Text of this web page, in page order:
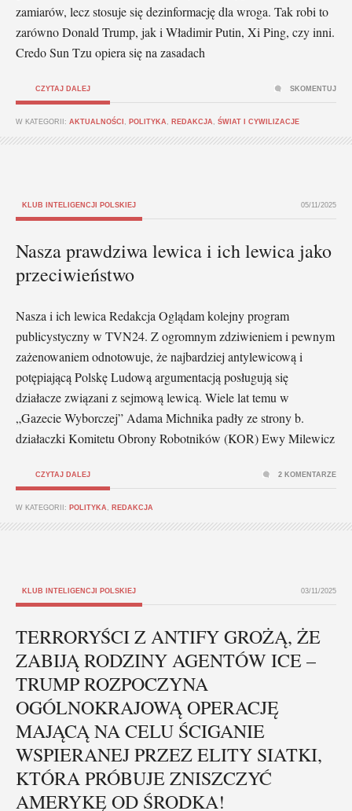
zamiarów, lecz stosuje się dezinformację dla wroga. Tak robi to
zarówno Donald Trump, jak i Władimir Putin, Xi Ping, czy inni.
Credo Sun Tzu opiera się na zasadach
CZYTAJ DALEJ
W KATEGORII: AKTUALNOŚCI POLITYKA REDAKCJA ŚWIAT I CYWILIZACJE
SKOMENTUJ
KLUB INTELIGENCJI POLSKIEJ 05/11/2025
Nasza prawdziwa lewica i ich lewica jako
przeciwieństwo
Nasza i ich lewica Redakcja Oglądam kolejny program
publicystyczny w TVN24. Z ogromnym zdziwieniem i pewnym
zażenowaniem odnotowuje, że najbardziej antylewicową i
potępiającą Polskę Ludową argumentacją posługują się
działacze związani z sejmową lewicą. Wiele lat temu w
„Gazecie Wyborczej” Adama Michnika padły ze strony b.
działaczki Komitetu Obrony Robotników (KOR) Ewy Milewicz
CZYTAJ DALEJ
W KATEGORII: POLITYKA REDAKCJA
2 KOMENTARZE
KLUB INTELIGENCJI POLSKIEJ 03/11/2025
TERRORYŚCI Z ANTIFY GROŻĄ, ŻE
ZABIJĄ RODZINY AGENTÓW ICE –
TRUMP ROZPOCZYNA
OGÓLNOKRAJOWĄ OPERACJĘ
MAJĄCĄ NA CELU ŚCIGANIE
WSPIERANEJ PRZEZ ELITY SIATKI,
KTÓRA PRÓBUJE ZNISZCZYĆ
AMERYKĘ OD ŚRODKA!